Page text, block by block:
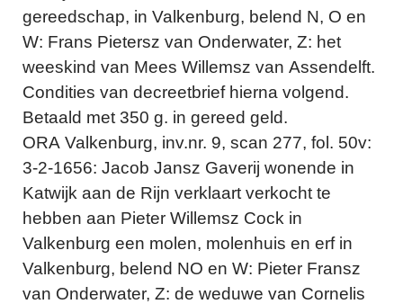
gereedschap, in Valkenburg, belend N, O en
W: Frans Pietersz van Onderwater, Z: het
weeskind van Mees Willemsz van Assendelft.
Condities van decreetbrief hierna volgend.
Betaald met 350 g. in gereed geld.
ORA Valkenburg, inv.nr. 9, scan 277, fol. 50v:
3-2-1656: Jacob Jansz Gaverij wonende in
Katwijk aan de Rijn verklaart verkocht te
hebben aan Pieter Willemsz Cock in
Valkenburg een molen, molenhuis en erf in
Valkenburg, belend NO en W: Pieter Fransz
van Onderwater, Z: de weduwe van Cornelis